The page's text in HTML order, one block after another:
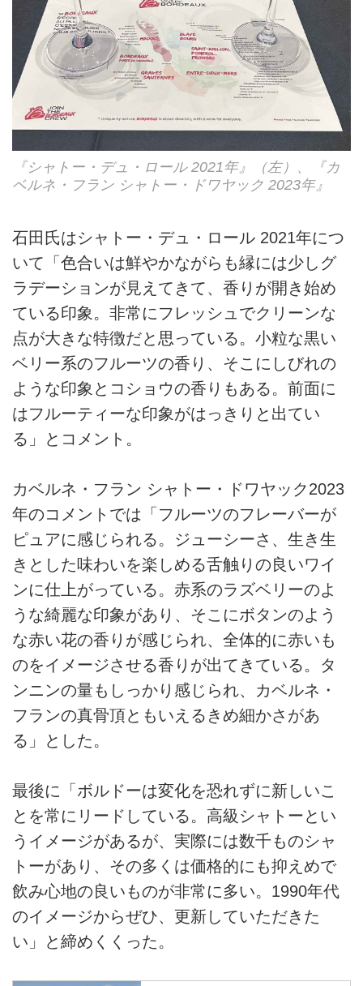
『シャトー・デュ・ロール 2021年』（左）、『カ
ベルネ・フラン シャトー・ドワヤック 2023年』
石田氏はシャトー・デュ・ロール 2021年につ
いて「色合いは鮮やかながらも縁には少しグ
ラデーションが見えてきて、香りが開き始め
ている印象。非常にフレッシュでクリーンな
点が大きな特徴だと思っている。小粒な黒い
ベリー系のフルーツの香り、そこにしびれの
ような印象とコショウの香りもある。前面に
はフルーティーな印象がはっきりと出てい
る」とコメント。
カベルネ・フラン シャトー・ドワヤック2023
年のコメントでは「フルーツのフレーバーが
ピュアに感じられる。ジューシーさ、生き生
きとした味わいを楽しめる舌触りの良いワイ
ンに仕上がっている。赤系のラズベリーのよ
うな綺麗な印象があり、そこにボタンのよう
な赤い花の香りが感じられ、全体的に赤いも
のをイメージさせる香りが出てきている。タ
ンニンの量もしっかり感じられ、カベルネ・
フランの真骨頂ともいえるきめ細かさがあ
る」とした。
最後に「ボルドーは変化を恐れずに新しいこ
とを常にリードしている。高級シャトーとい
うイメージがあるが、実際には数千ものシャ
トーがあり、その多くは価格的にも抑えめで
飲み心地の良いものが非常に多い。1990年代
のイメージからぜひ、更新していただきた
い」と締めくくった。